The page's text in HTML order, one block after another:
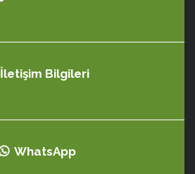
İletişim Bilgileri
WhatsApp